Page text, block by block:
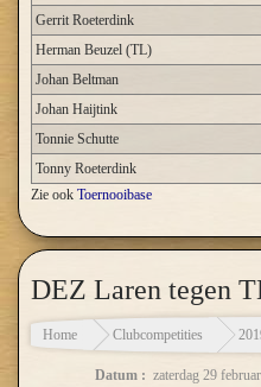
Gerrit Roeterdink
Herman Beuzel (TL)
Johan Beltman
Johan Haijtink
Tonnie Schutte
Tonny Roeterdink
Zie ook Toernooibase
DEZ Laren tegen
Home Clubcompetities
Datum : zaterdag 29